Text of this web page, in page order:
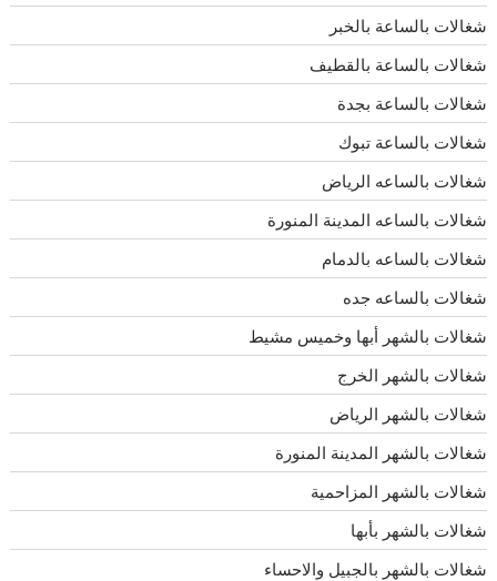
شغالات بالساعة بالخبر
شغالات بالساعة بالقطيف
شغالات بالساعة بجدة
شغالات بالساعة تبوك
شغالات بالساعه الرياض
شغالات بالساعه المدينة المنورة
شغالات بالساعه بالدمام
شغالات بالساعه جده
شغالات بالشهر أبها وخميس مشيط
شغالات بالشهر الخرج
شغالات بالشهر الرياض
شغالات بالشهر المدينة المنورة
شغالات بالشهر المزاحمية
شغالات بالشهر بأبها
شغالات بالشهر بالجبيل والاحساء